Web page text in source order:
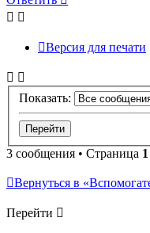
Версия для печати
Показать:
3 сообщения • Страница 1
Вернуться в
Перейти